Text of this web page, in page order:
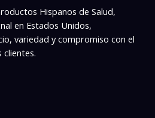
Hispanos de Salud,
en Estados Unidos,
variedad y compromiso con el